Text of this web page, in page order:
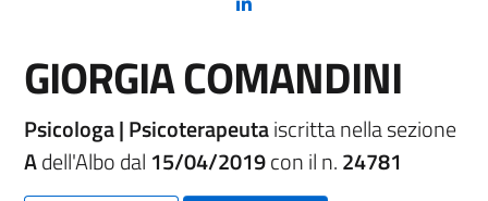
GIORGIA COMANDINI
Psicologa | Psicoterapeutaiscritta nella sezione
Adell'Albo dal 15/04/2019con il n.24781